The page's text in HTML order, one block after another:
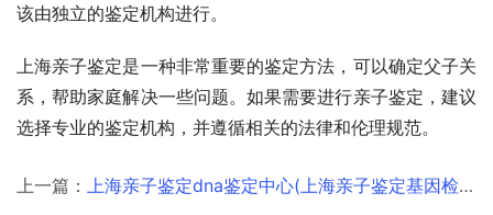
该由独立的鉴定机构进行。
上海亲子鉴定是一种非常重要的鉴定方法，可以确定父子关
系，帮助家庭解决一些问题。如果需要进行亲子鉴定，建议
选择专业的鉴定机构，并遵循相关的法律和伦理规范。
上一篇：
上海亲子鉴定dna鉴定中心(上海亲子鉴定基因检测中心)